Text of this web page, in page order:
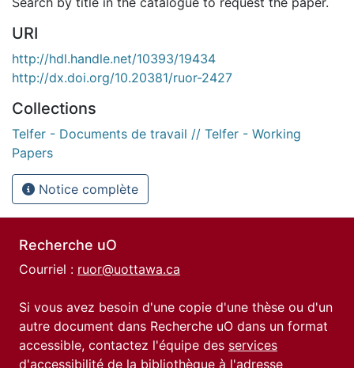
URI
http://hdl.handle.net/10393/19434
http://dx.doi.org/10.20381/ruor-2427
Collections
Telfer - Documents de travail // Telfer - Working
Papers
Notice complète
Recherche uO
Courriel : ruor@uottawa.ca
Si vous avez besoin d'une copie d'une thèse ou d'un
autre document dans Recherche uO dans un format
accessible, contactez l'équipe des services
d'accessibilité de la bibliothèque à l'adresse